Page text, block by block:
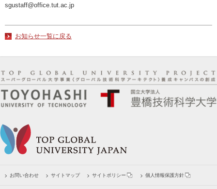
sgustaff@office.tut.ac.jp
お知らせ一覧に戻る
お問い合わせ サイトマップ サイトポリシー 個人情報保護方針